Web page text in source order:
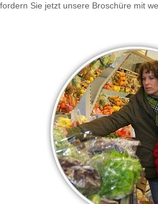
fordern Sie jetzt unsere Broschüre mit